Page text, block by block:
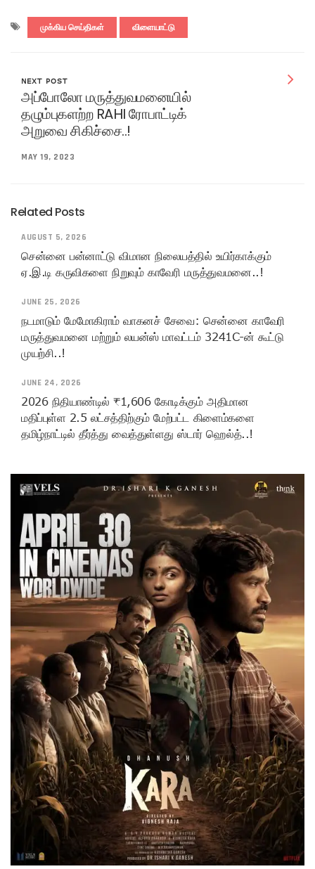
முக்கிய செய்திகள் விளையாட்டு
NEXT POST
அப்போலோ மருத்துவமனையில்
தழும்புகளற்ற RAHI ரோபாட்டிக்
அறுவை சிகிச்சை..!
MAY 19, 2023
Related Posts
AUGUST 5, 2026
சென்னை பன்னாட்டு விமான நிலையத்தில் உயிர்காக்கும்
ஏ.இ.டி கருவிகளை நிறுவும் காவேரி மருத்துவமனை..!
JUNE 25, 2026
நடமாடும் மேமோகிராம் வாகனச் சேவை: சென்னை காவேரி
மருத்துவமனை மற்றும் லயன்ஸ் மாவட்டம் 3241C-ன் கூட்டு
முயற்சி..!
JUNE 24, 2026
2026 நிதியாண்டில் ₹1,606 கோடிக்கும் அதிமான
மதிப்புள்ள 2.5 லட்சத்திற்கும் மேற்பட்ட கிளைம்களை
தமிழ்நாட்டில் தீர்த்து வைத்துள்ளது ஸ்டார் ஹெல்த்..!